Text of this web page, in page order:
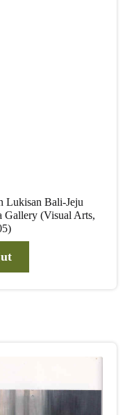
Lukisan Bali-Jeju
Gallery (Visual Arts,